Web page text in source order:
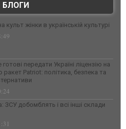
БЛОГИ
культ жінки в українській культурі
передати Україні ліцензію на
ракет Patriot: політика, безпека та
ЗСУ добомблять і всі інші склади